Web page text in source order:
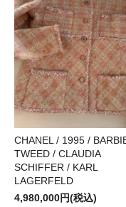
CHANEL / 1995 /
TWEED / CLAUDIA
SCHIFFER / KARL
LAGERFELD
4,980,000円(税込)